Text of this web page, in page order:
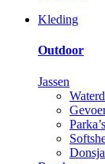
Kleding
Outdoor
Jassen
Parka’s